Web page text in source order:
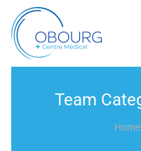
Team
Home